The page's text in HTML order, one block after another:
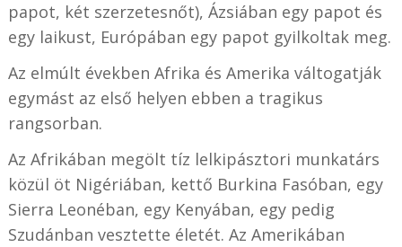
papot, két szerzetesnőt), Ázsiában egy papot és
egy laikust, Európában egy papot gyilkoltak meg.
Az elmúlt években Afrika és Amerika váltogatják
egymást az első helyen ebben a tragikus
rangsorban.
Az Afrikában megölt tíz lelkipásztori munkatárs
közül öt Nigériában, kettő Burkina Fasóban, egy
Sierra Leonéban, egy Kenyában, egy pedig
Szudánban vesztette életét. Az Amerikában